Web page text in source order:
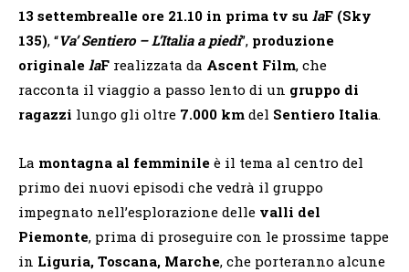
13 settembrealle ore 21.10 in prima tv su laF (Sky
135), “Va’ Sentiero – L’Italia a piedi”, produzione
originale laF realizzata da Ascent Film, che
racconta il viaggio a passo lento di un gruppo di
ragazzi lungo gli oltre 7.000 km del Sentiero Italia.
La montagna al femminile è il tema al centro del
primo dei nuovi episodi che vedrà il gruppo
impegnato nell’esplorazione delle valli del
Piemonte, prima di proseguire con le prossime tappe
in Liguria, Toscana, Marche, che porteranno alcune